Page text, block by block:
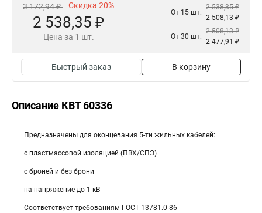
3 172,94 ₽ Скидка 20%
2 538,35 ₽
Цена за 1 шт.
От 15 шт:
2 538,35 ₽
2 508,13 ₽
От 30 шт:
2 508,13 ₽
2 477,91 ₽
Быстрый заказ В корзину
Описание КВТ 60336
Предназначены для оконцевания 5-ти жильных кабелей:
с пластмассовой изоляцией (ПВХ/СПЭ)
с броней и без брони
на напряжение до 1 кВ
Соответствует требованиям ГОСТ 13781.0-86